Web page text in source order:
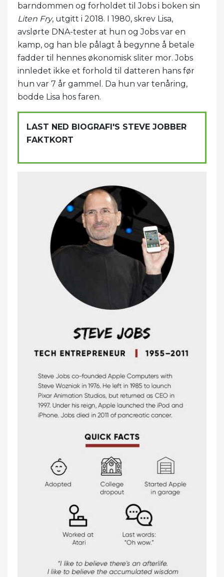
barndommen og forholdet til Jobs i boken sin
Liten Fry, utgitt i 2018. I 1980, skrev Lisa,
avslørte DNA-tester at hun og Jobs var en
kamp, ​​og han ble pålagt å begynne å betale
fadder til hennes økonomisk sliter mor. Jobs
innledet ikke et forhold til datteren hans før
hun var 7 år gammel. Da hun var tenåring,
bodde Lisa hos faren.
LAST NED BIOGRAFI'S STEVE JOBBER
FAKTKORT